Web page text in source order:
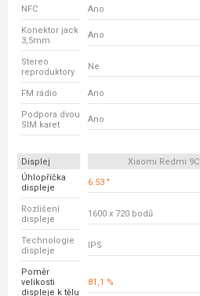
NFC Ano
Konektor jack
3,5mm
Ano
Stereo
reproduktory
Ne
FM rádio Ano
Podpora dvou
SIM karet
Ano
Displej Xiaomi Redmi 9C
Úhlopříčka
displeje
6.53 "
Rozlišení
displeje
1600 x 720 bodů
Technologie
displeje
IPS
Poměr
velikosti
displeje k tělu
81,1 %